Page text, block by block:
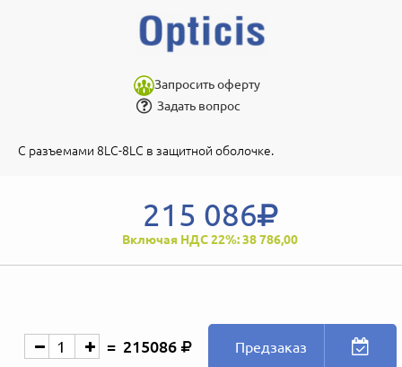
Запросить оферту
Задать вопрос
С разъемами 8LC-8LC в защитной оболочке.
215 086
Включая НДС 22%: 38 786,00
215086 Предзаказ